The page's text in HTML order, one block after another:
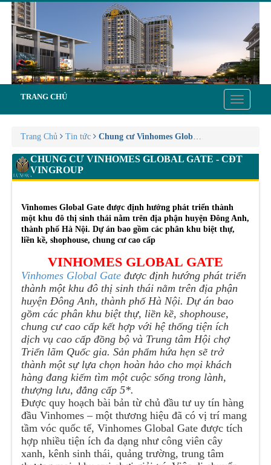
Toggle
TRANG CHỦ
Trang Chủ Tin tức Chung cư Vinhomes Global Gate - CĐT
CHUNG CƯ VINHOMES GLOBAL GATE - CĐT
VINGROUP
Vinhomes Global Gate được định hướng phát triển thành
một khu đô thị sinh thái nằm trên địa phận huyện Đông Anh,
thành phố Hà Nội. Dự án bao gồm các phân khu biệt thự,
liền kề, shophouse, chung cư cao cấp
VINHOMES GLOBAL GATE
Vinhomes Global Gate được định hướng phát triển
thành một khu đô thị sinh thái nằm trên địa phận
huyện Đông Anh, thành phố Hà Nội. Dự án bao
gồm các phân khu biệt thự, liền kề, shophouse,
chung cư cao cấp kết hợp với hệ thống tiện ích
dịch vụ cao cấp đồng bộ và Trung tâm Hội chợ
Triển lãm Quốc gia. Sản phẩm hứa hẹn sẽ trở
thành một sự lựa chọn hoàn hảo cho mọi khách
hàng đang kiếm tìm một cuộc sống trong lành,
thượng lưu, đẳng cấp 5*.
Được quy hoạch bài bản từ chủ đầu tư uy tín hàng
đầu Vinhomes – một thương hiệu đã có vị trí mang
tầm vóc quốc tế, Vinhomes Global Gate được tích
hợp nhiều tiện ích đa dạng như công viên cây
xanh, kênh sinh thái, quảng trường, trung tâm